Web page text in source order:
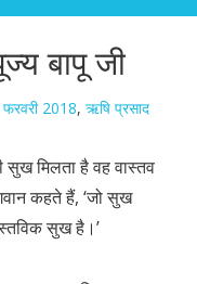
बापू जी
2018, ऋषि प्रसाद
सुख मिलता है वह वास्तव
कहते हैं, ‘जो सुख
सुख है।’